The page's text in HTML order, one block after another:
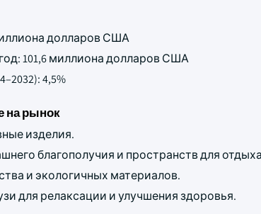
долларов США
101,6 миллиона долларов США
4,5%
на рынок
изделия.
благополучия и пространств для
и экологичных материалов.
для релаксации и улучшения здоровья.